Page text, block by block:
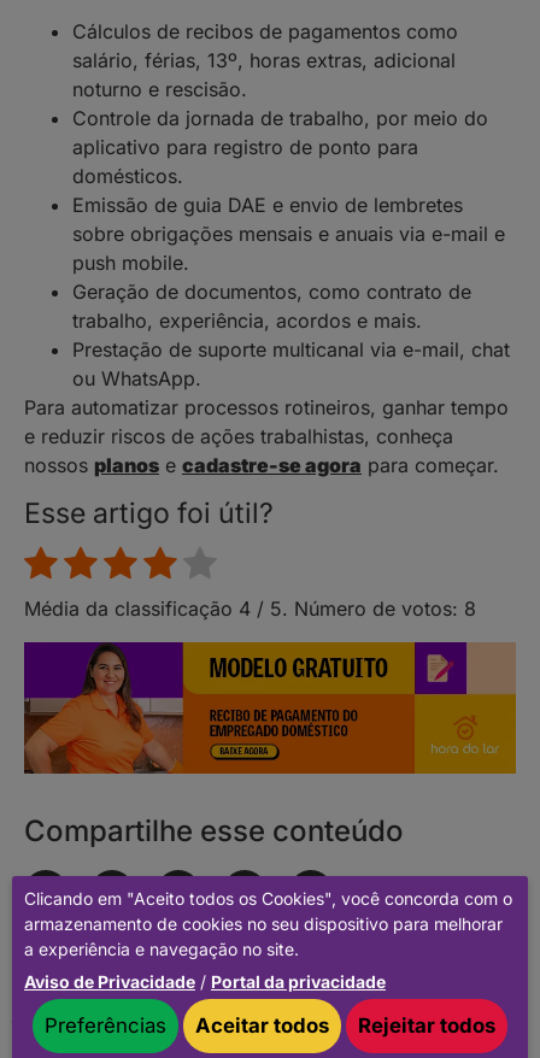
Clicando em "Aceito todos os Cookies", você concorda com o
armazenamento de cookies no seu dispositivo para melhorar
a experiência e navegação no site.
Aviso de Privacidade / Portal da privacidade
Preferências Aceitar todos Rejeitar todos
Cálculos de recibos de pagamentos como
salário, férias, 13º, horas extras, adicional
noturno e rescisão.
Controle da jornada de trabalho, por meio do
aplicativo para registro de ponto para
domésticos.
Emissão de guia DAE e envio de lembretes
sobre obrigações mensais e anuais via e-mail e
push mobile.
Geração de documentos, como contrato de
trabalho, experiência, acordos e mais.
Prestação de suporte multicanal via e-mail, chat
ou WhatsApp.
Para automatizar processos rotineiros, ganhar tempo
e reduzir riscos de ações trabalhistas, conheça
nossos planos e cadastre-se agora para começar.
Esse artigo foi útil?
Média da classificação 4 / 5. Número de votos: 8
Compartilhe esse conteúdo
© 2018-2026Hora do Lar. Todos os direitos reservados.
CNPJ 21.011.165/0001-39.
Política de privacidade.
Optimized by Seraphinite Accelerator
Turns on site high speed to be attractive for people and search